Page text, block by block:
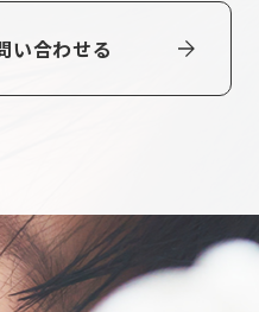
い合わせる